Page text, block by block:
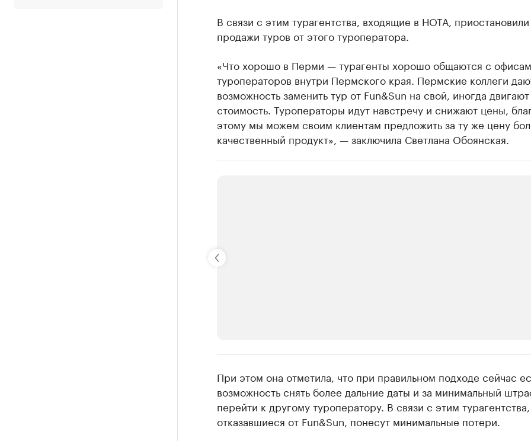
В связи с этим турагентства, входящие в НОТА, приостановили
продажи туров от этого туроператора.
«Что хорошо в Перми — турагенты хорошо общаются с
туроператоров внутри Пермского края. Пермские коллеги
возможность заменить тур от Fun&Sun на свой, иногда двигают
стоимость. Туроператоры идут навстречу и снижают цены,
этому мы можем своим клиентам предложить за ту же цену
качественный продукт», — заключила Светлана Обоянская.
Крупные организации в нефтегазовой
Найдите и проверьте данные в каталоге
При этом она отметила, что при правильном подходе сейчас
возможность снять более дальние даты и за минимальный
перейти к другому туроператору. В связи с этим турагентства,
отказавшиеся от Fun&Sun, понесут минимальные потери.